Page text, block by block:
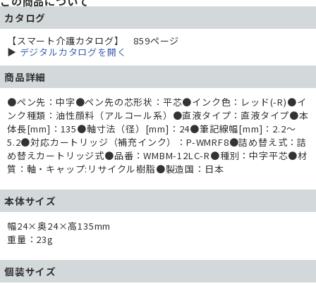
カタログ
【スマート介護カタログ】 859ページ
▶ デジタルカタログを開く
商品詳細
●ペン先：中字●ペン先の芯形状：平芯●インク色：レッド(-R)●イ
ンク種類：油性顔料（アルコール系）●直液タイプ：直液タイプ●本
体長[mm]：135●軸寸法（径）[mm]：24●筆記線幅[mm]：2.2～
5.2●対応カートリッジ（補充インク）：P-WMRF8●詰め替え式：詰
め替えカートリッジ式●品番：WMBM-12LC-R●種別：中字平芯●材
質：軸・キャップ:リサイクル樹脂●製造国：日本
本体サイズ
幅24×奥24×高135mm
重量：23g
個装サイズ